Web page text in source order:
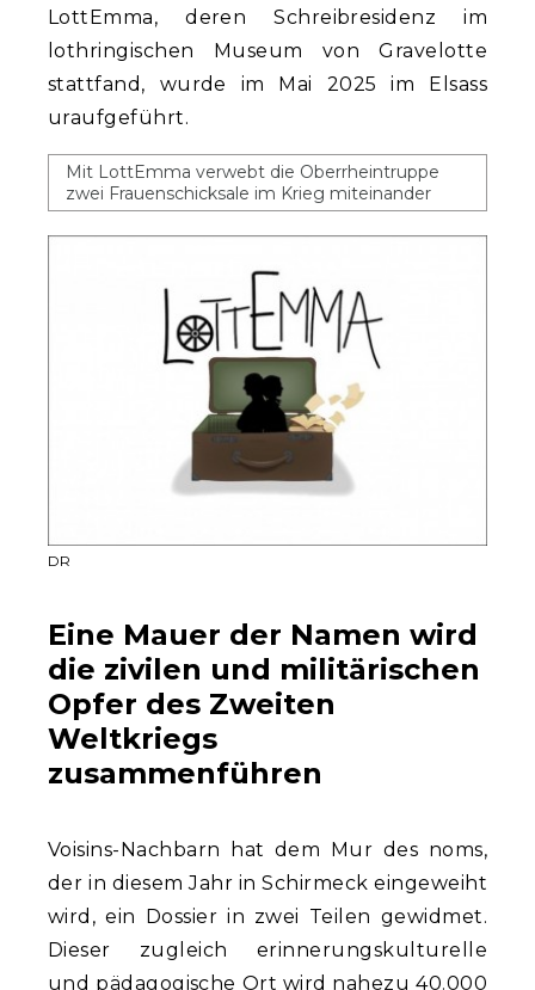
LottEmma, deren Schreibresidenz im
lothringischen Museum von Gravelotte
stattfand, wurde im Mai 2025 im Elsass
uraufgeführt.
Mit LottEmma verwebt die Oberrheintruppe
zwei Frauenschicksale im Krieg miteinander
DR
Eine Mauer der Namen wird
die zivilen und militärischen
Opfer des Zweiten
Weltkriegs
zusammenführen
Voisins-Nachbarn hat dem Mur des noms,
der in diesem Jahr in Schirmeck eingeweiht
wird, ein Dossier in zwei Teilen gewidmet.
Dieser zugleich erinnerungskulturelle
und pädagogische Ort wird nahezu 40.000